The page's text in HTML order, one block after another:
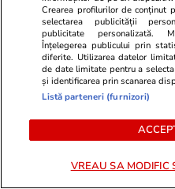
Știri România
Declarațiile de avere ale
demnitarilor rămân
ANI trimis de Cătălin
Parlament. Reacția
interimar al Justiției
Crearea profilurilor de conținut
selectarea publicității
publicitate personalizată.
Înțelegerea publicului prin
diferite. Utilizarea datelor
de date limitate pentru a
și identificarea prin scanarea
Listă parteneri (furnizori)
VREAU SA MODIFIC